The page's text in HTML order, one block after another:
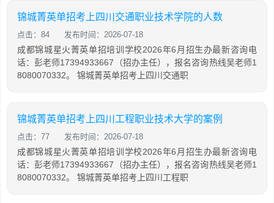
锦城菁英单招考上四川交通职业技术学院的人数
点击：84 发布时间：2026-07-18
成都锦城星火菁英单招培训学校2026年6月招生办最新咨询电
话：彭老师17394933667（招办主任），报名咨询热线吴老师1
8080070332。 锦城菁英单招考上四川交通职
锦城菁英单招考上四川工程职业技术大学的案例
点击：77 发布时间：2026-07-18
成都锦城星火菁英单招培训学校2026年6月招生办最新咨询电
话：彭老师17394933667（招办主任），报名咨询热线吴老师1
8080070332。 锦城菁英单招考上四川工程职